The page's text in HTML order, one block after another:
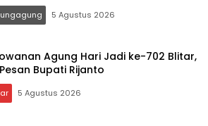
5 Agustus 2026
Agung Hari Jadi ke-702 Blitar,
Bupati Rijanto
5 Agustus 2026